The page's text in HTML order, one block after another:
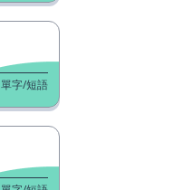
單字/短語